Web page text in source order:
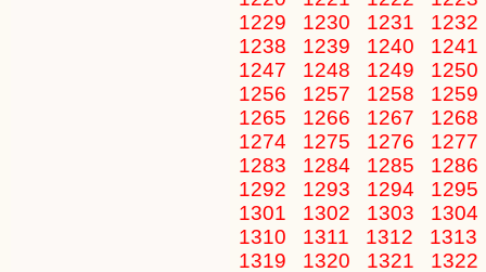
1229
1230 1231
1232
1238
1239 1240
1241
1247
1248 1249
1250
1256
1257 1258
1259
1265
1266 1267
1268
1274
1275 1276
1277
1283
1284 1285
1286
1292
1293 1294
1295
1301
1302 1303
1304
1310
1311 1312
1313
1319
1320 1321
1322